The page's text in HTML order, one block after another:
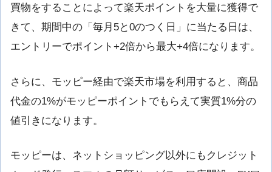
買物をすることによって楽天ポイントを大量に獲得で
きて、期間中の「毎月5と0のつく日」に当たる日は、
エントリーでポイント+2倍から最大+4倍になります。
さらに、モッピー経由で楽天市場を利用すると、商品
代金の1%がモッピーポイントでもらえて実質1%分の
値引きになります。
モッピーは、ネットショッピング以外にもクレジット